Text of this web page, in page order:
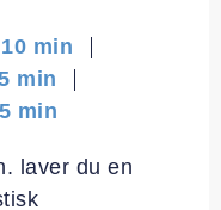
10minutter
min
minutter
min
minutter
min
laver du en